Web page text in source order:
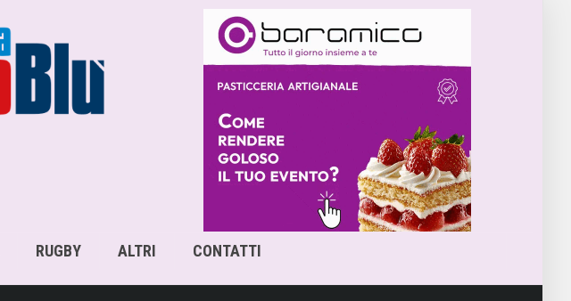
RUGBY ALTRI CONTATTI